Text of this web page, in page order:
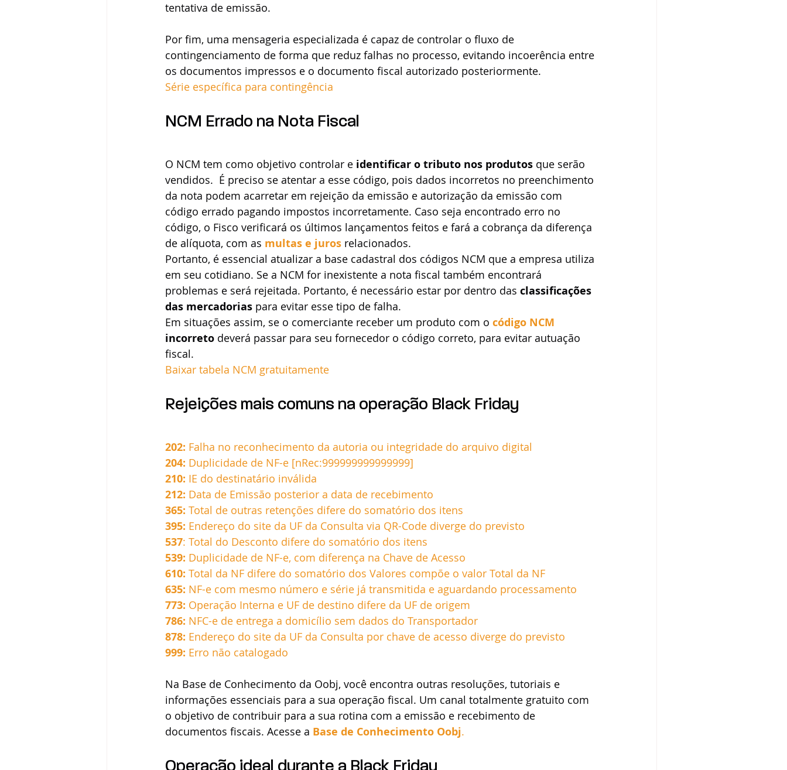
tentativa de emissão.
Por fim, uma mensageria especializada é capaz de controlar o fluxo de
contingenciamento de forma que reduz falhas no processo, evitando incoerência entre
os documentos impressos e o documento fiscal autorizado posteriormente.
Série específica para contingência
NCM Errado na Nota Fiscal
O NCM tem como objetivo controlar e identificar o tributo nos produtos que serão
vendidos.  É preciso se atentar a esse código, pois dados incorretos no preenchimento
da nota podem acarretar em rejeição da emissão e autorização da emissão com
código errado pagando impostos incorretamente. Caso seja encontrado erro no
código, o Fisco verificará os últimos lançamentos feitos e fará a cobrança da diferença
de alíquota, com as multas e juros relacionados.
Portanto, é essencial atualizar a base cadastral dos códigos NCM que a empresa utiliza
em seu cotidiano. Se a NCM for inexistente a nota fiscal também encontrará
problemas e será rejeitada. Portanto, é necessário estar por dentro das classificações
das mercadorias para evitar esse tipo de falha.
Em situações assim, se o comerciante receber um produto com o código NCM
incorreto deverá passar para seu fornecedor o código correto, para evitar autuação
fiscal.
Baixar tabela NCM gratuitamente
Rejeições mais comuns na operação Black Friday
202: Falha no reconhecimento da autoria ou integridade do arquivo digital
204: Duplicidade de NF-e [nRec:999999999999999]
210: IE do destinatário inválida
212: Data de Emissão posterior a data de recebimento
365: Total de outras retenções difere do somatório dos itens
395: Endereço do site da UF da Consulta via QR-Code diverge do previsto
537: Total do Desconto difere do somatório dos itens
539: Duplicidade de NF-e, com diferença na Chave de Acesso
610: Total da NF difere do somatório dos Valores compõe o valor Total da NF
635: NF-e com mesmo número e série já transmitida e aguardando processamento
773: Operação Interna e UF de destino difere da UF de origem
786: NFC-e de entrega a domicílio sem dados do Transportador
878: Endereço do site da UF da Consulta por chave de acesso diverge do previsto
999: Erro não catalogado
Na Base de Conhecimento da Oobj, você encontra outras resoluções, tutoriais e
informações essenciais para a sua operação fiscal. Um canal totalmente gratuito com
o objetivo de contribuir para a sua rotina com a emissão e recebimento de
documentos fiscais. Acesse a Base de Conhecimento Oobj.
Operação ideal durante a Black Friday